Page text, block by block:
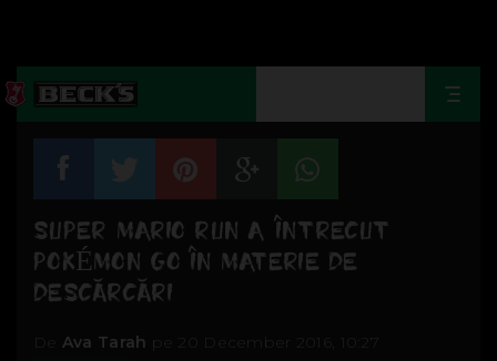
SUPER MARIO RUN A ÎNTRECUT
POKÉMON GO ÎN MATERIE DE
DESCĂRCĂRI
Ava Tarah pe 20 December 2016, 10:27